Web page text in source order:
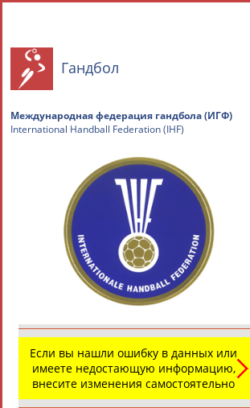
Всероссийские спортивные организации
СВОДНЫЕ ИНДЕКСЫ
ТАБЛО АКТИВНОСТИ
РЕСУРСНАЯ ПЛОЩАДКА
Всероссийские спортивные
Гандбол
Международная федерация
International Handball Federation (IHF)
Если вы нашли ошибку в данных или
имеете недостающую информацию,
внесите изменения самостоятельно